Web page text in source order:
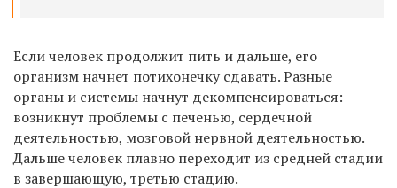
Если человек продолжит пить и дальше, его
организм начнет потихонечку сдавать. Разные
органы и системы начнут декомпенсироваться:
возникнут проблемы с печенью, сердечной
деятельностью, мозговой нервной деятельностью.
Дальше человек плавно переходит из средней стадии
в завершающую, третью стадию.